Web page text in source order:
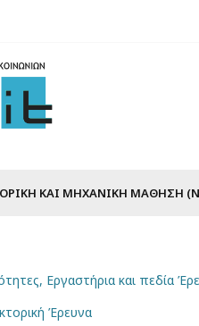
ΚΑΙ ΜΗΧΑΝΙΚΉ ΜΆΘΗΣΗ
Εργαστήρια και πεδία
Έρευνα